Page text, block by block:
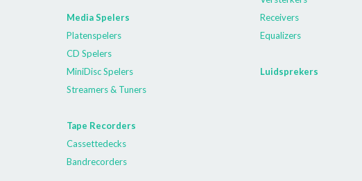
Media Spelers
Platenspelers
CD Spelers
MiniDisc Spelers
Streamers & Tuners
Tape Recorders
Cassettedecks
Bandrecorders
Receivers
Equalizers
Luidsprekers